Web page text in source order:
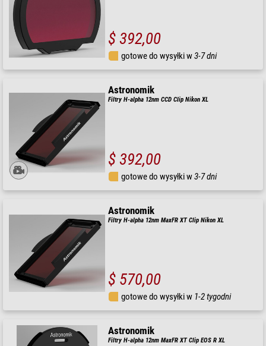
$ 392,00
gotowe do wysyłki w3-7 dni
Astronomik
Filtry H-alpha 12nm CCD Clip Nikon XL
$ 392,00
gotowe do wysyłki w3-7 dni
Astronomik
Filtry H-alpha 12nm MaxFR XT Clip Nikon XL
$ 570,00
gotowe do wysyłki w 1-2 tygodni
Astronomik
Filtry H-alpha 12nm MaxFR XT Clip EOS R XL